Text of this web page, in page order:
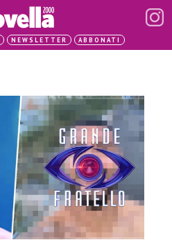
NEWSLETTER ABBONATI